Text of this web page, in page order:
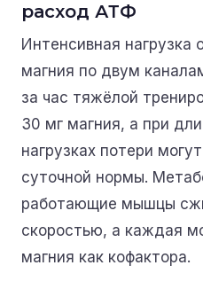
расход АТФ
Интенсивная нагрузка
магния по двум
за час тяжёлой
30 мг магния, а при
нагрузках потери
суточной нормы.
работающие мышцы
скоростью, а каждая
магния как кофактора.